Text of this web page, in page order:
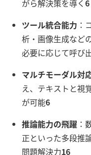
がら解決策を導く6
ツール統合能力 ：
析・画像生成など
必要に応じて呼び
マルチモーダル対
え、テキストと視
が可能6
推論能力の飛躍 ：
正といった多段推
問題解決力16